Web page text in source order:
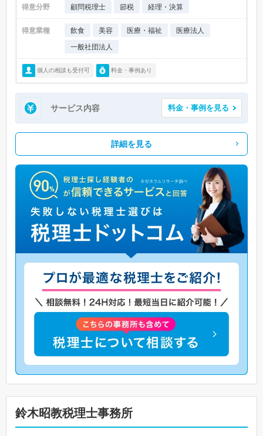
得意分野 顧問税理士 節税 経理・決算
得意業種 飲食 美容 医療・福祉
医療法人
一般社団法人
個人の相談も受付可 料金・事例あり
サービス内容 料金・事例を見る
詳細を見る
鈴木昭教税理士事務所